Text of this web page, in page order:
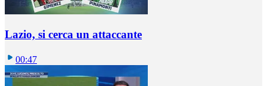
Lazio, si cerca un attaccante
00:47